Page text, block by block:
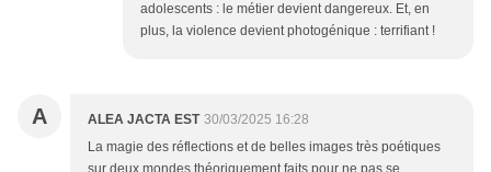
adolescents : le métier devient dangereux. Et, en
plus, la violence devient photogénique : terrifiant !
A ALEA JACTA EST 30/03/2025 16:28
La magie des réflections et de belles images très poétiques
sur deux mondes théoriquement faits pour ne pas se